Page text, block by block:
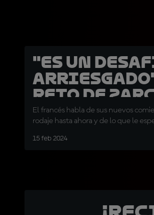
"Es un
reto de
El francés habla de sus nuevos
rodaje hasta ahora y de lo que le
15 feb 2024